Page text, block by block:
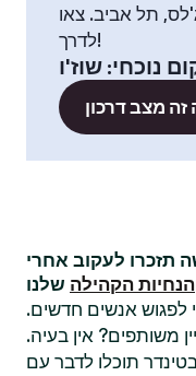
תל אביב. צאו
לדרך!
נוכחי: שוז'ו
תזכרו לעקוב אחרי
הנחיות הקהילה
לפגוש אנשים חדשים.
משותפים? אין בעיה.
תוכלו לדבר עם